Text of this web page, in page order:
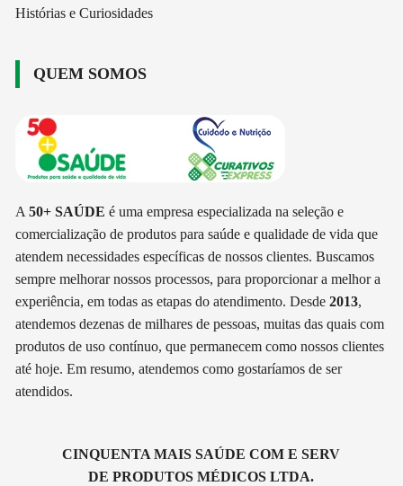
Histórias e Curiosidades
QUEM SOMOS
A50+ SAÚDE é uma empresa especializada na seleção e
comercialização de produtos para saúde e qualidade de vida que
atendem necessidades específicas de nossos clientes. Buscamos
sempre melhorar nossos processos, para proporcionar a melhor a
experiência, em todas as etapas do atendimento. Desde2013,
atendemos dezenas de milhares de pessoas, muitas das quais com
produtos de uso contínuo, que permanecem como nossos clientes
até hoje. Em resumo, atendemos como gostaríamos de ser
atendidos.
CINQUENTA MAIS SAÚDE COM E SERV
DE PRODUTOS MÉDICOS LTDA.